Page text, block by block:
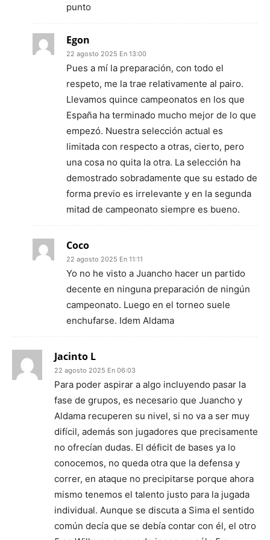
punto
Egon
22 agosto 2025 En 13:00
Pues a mí la preparación, con todo el
respeto, me la trae relativamente al pairo.
Llevamos quince campeonatos en los que
España ha terminado mucho mejor de lo que
empezó. Nuestra selección actual es
limitada con respecto a otras, cierto, pero
una cosa no quita la otra. La selección ha
demostrado sobradamente que su estado de
forma previo es irrelevante y en la segunda
mitad de campeonato siempre es bueno.
Coco
22 agosto 2025 En 11:11
Yo no he visto a Juancho hacer un partido
decente en ninguna preparación de ningún
campeonato. Luego en el torneo suele
enchufarse. Idem Aldama
Jacinto L
22 agosto 2025 En 06:03
Para poder aspirar a algo incluyendo pasar la
fase de grupos, es necesario que Juancho y
Aldama recuperen su nivel, si no va a ser muy
difícil, además son jugadores que precisamente
no ofrecían dudas. El déficit de bases ya lo
conocemos, no queda otra que la defensa y
correr, en ataque no precipitarse porque ahora
mismo tenemos el talento justo para la jugada
individual. Aunque se discuta a Sima el sentido
común decía que se debía contar con él, el otro